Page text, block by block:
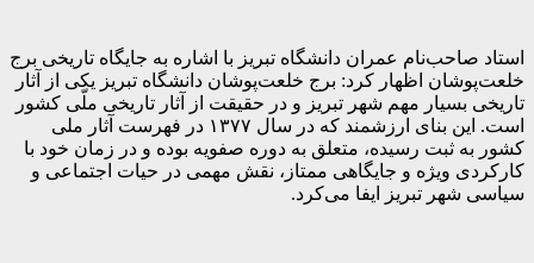
استاد صاحب‌نام عمران دانشگاه تبریز با اشاره به جایگاه تاریخی برج
خلعت‌پوشان اظهار کرد: برج خلعت‌پوشان دانشگاه تبریز یکی از آثار
تاریخی بسیار مهم شهر تبریز و در حقیقت از آثار تاریخی ملّی کشور
است. این بنای ارزشمند که در سال ۱۳۷۷ در فهرست آثار ملی
کشور به ثبت رسیده، متعلق به دوره صفویه بوده و در زمان خود با
کارکردی ویژه و جایگاهی ممتاز، نقش مهمی در حیات اجتماعی و
سیاسی شهر تبریز ایفا می‌کرد.